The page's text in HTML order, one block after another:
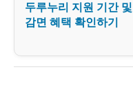
두루누리 지원 기간 및
감면 혜택 확인하기